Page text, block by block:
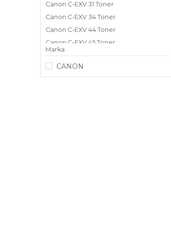
Canon C-EXV 31 Toner
Canon C-EXV 34 Toner
Canon C-EXV 44 Toner
Canon C-EXV 45 Toner
Canon C-EXV 47 Toner
Canon C-EXV 48 Toner
Marka
CANON